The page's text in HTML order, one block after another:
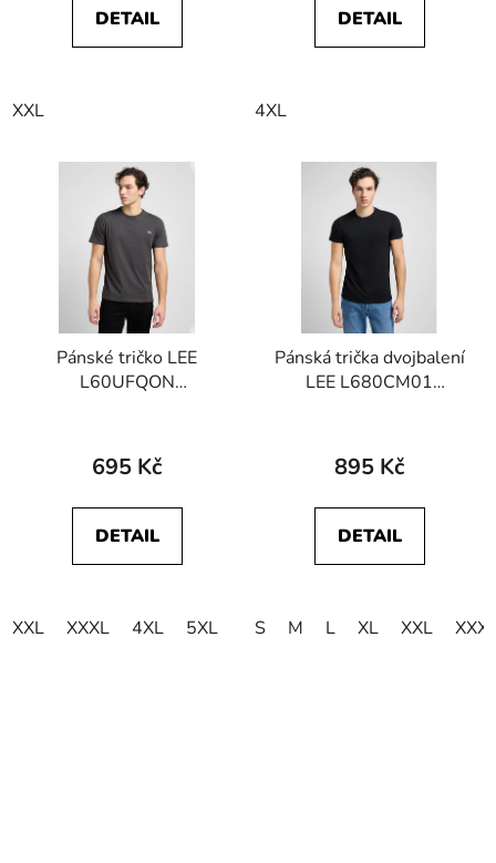
DETAIL
XXL
DETAIL
4XL
Pánské tričko LEE
L60UFQON
Black
695 Kč
DETAIL
XXL XXXL 4XL 5XL
Pánská trička dvojbalení
LEE L680CM01
895 Kč
DETAIL
S M L XL XXL